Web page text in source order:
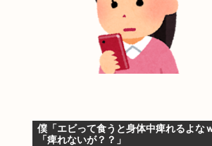
僕「エビって食うと身体中痺れるよな
「痺れないが？？」